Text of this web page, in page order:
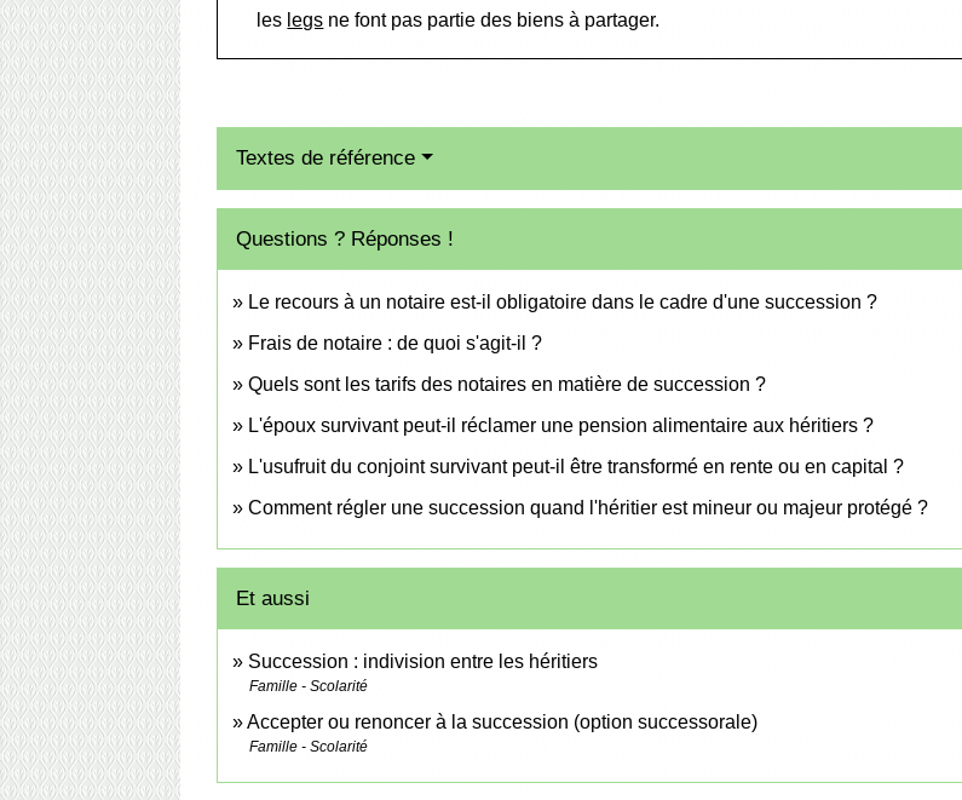
les legs ne font pas partie des biens à partager.
Textes de référence
Questions ? Réponses !
Le recours à un notaire est-il obligatoire dans le cadre d'une succession ?
Frais de notaire : de quoi s'agit-il ?
Quels sont les tarifs des notaires en matière de succession ?
L'époux survivant peut-il réclamer une pension alimentaire aux héritiers ?
L'usufruit du conjoint survivant peut-il être transformé en rente ou en capital ?
Comment régler une succession quand l'héritier est mineur ou majeur protégé ?
Et aussi
Succession : indivision entre les héritiers
Famille - Scolarité
Accepter ou renoncer à la succession (option successorale)
Famille - Scolarité